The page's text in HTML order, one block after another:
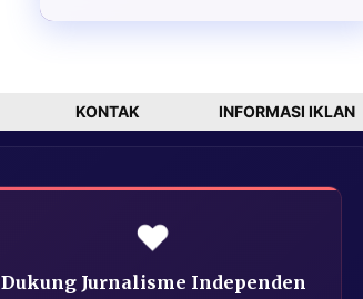
KONTAK INFORMASI IKLAN
❤️
Dukung Jurnalisme Independen